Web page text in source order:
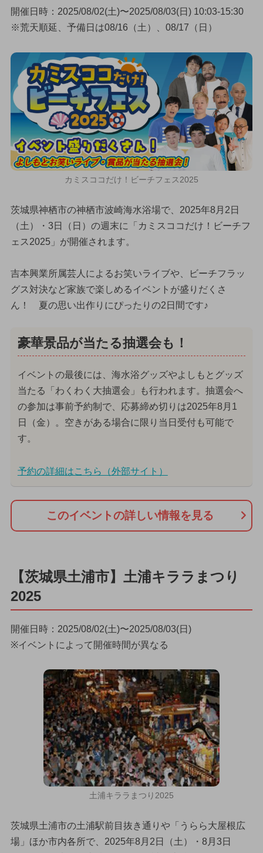
開催日時：2025/08/02(土)〜2025/08/03(日) 10:03-15:30
※荒天順延、予備日は08/16（土）、08/17（日）
カミスココだけ！ビーチフェス2025
茨城県神栖市の神栖市波崎海水浴場で、2025年8月2日
（土）・3日（日）の週末に「カミスココだけ！ビーチフ
ェス2025」が開催されます。
吉本興業所属芸人によるお笑いライブや、ビーチフラッ
グス対決など家族で楽しめるイベントが盛りだくさ
ん！ 夏の思い出作りにぴったりの2日間です♪
豪華景品が当たる抽選会も！
イベントの最後には、海水浴グッズやよしもとグッズ
当たる「わくわく大抽選会」も行われます。抽選会へ
の参加は事前予約制で、応募締め切りは2025年8月1
日（金）。空きがある場合に限り当日受付も可能で
す。
予約の詳細はこちら（外部サイト）
このイベントの詳しい情報を見る
【茨城県土浦市】土浦キララまつり
2025
開催日時：2025/08/02(土)〜2025/08/03(日)
※イベントによって開催時間が異なる
土浦キララまつり2025
茨城県土浦市の土浦駅前目抜き通りや「うらら大屋根広
場」ほか市内各所で、2025年8月2日（土）・8月3日